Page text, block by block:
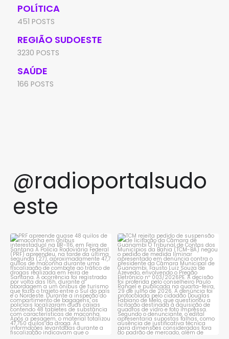
POLÍTICA
451 POSTS
REGIÃO SUDOESTE
3230 POSTS
SAÚDE
166 POSTS
@radioportalsudo
este
PRF apreende quase 48 quilos
de maconha em ônibus...
1 0
TCM rejeita pedido de
suspensão de licitação da...
1 0